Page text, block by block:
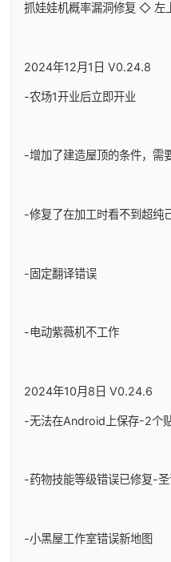
抓娃娃机概率漏洞修复 ◇ 左
2024年12月1日 V0.24.8
-农场1开业后立即开业
-增加了建造屋顶的条件，需
-修复了在加工时看不到超纯
-固定翻译错误
-电动紫薇机不工作
2024年10月8日 V0.24.6
-无法在Android上保存-2个
-药物技能等级错误已修复-
-小黑屋工作室错误新地图